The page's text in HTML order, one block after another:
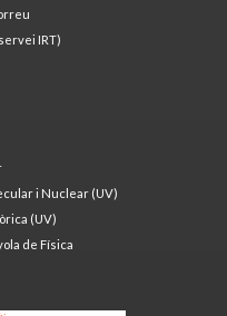
IRT)
i Nuclear (UV)
(UV)
de Física